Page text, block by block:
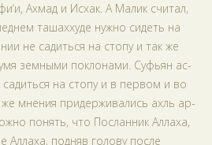
Ахмад и Исхак. А Малик считал,
ташаххуде нужно сидеть на
не садиться на стопу и так же
земными поклонами. Суфьян ас-
на стопу и в первом и во
мнения придерживались ахль ар-
понять, что Посланник Аллаха,
Аллаха, подняв голову после